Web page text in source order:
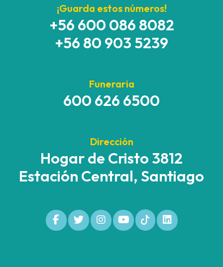
¡Guarda estos números!
+56 600 086 8082
+56 80 903 5239
Funeraria
600 626 6500
Dirección
Hogar de Cristo 3812
Estación Central, Santiago